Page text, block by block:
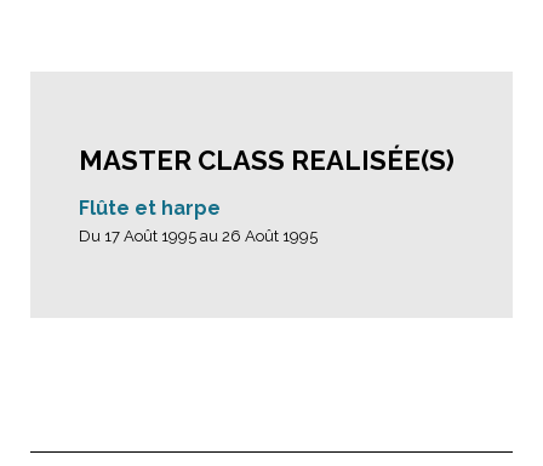
MASTER CLASS REALISÉE(S)
Flûte et harpe
Du 17 Août 1995 au 26 Août 1995